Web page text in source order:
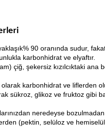
90 oranında sudur,
karbonhidrat ve elyaftır.
çiğ, şekersiz kızılcıktaki ana
olarak karbonhidrat ve liflerden
sükroz, glikoz ve fruktoz gibi
neredeyse
(pektin, selüloz ve